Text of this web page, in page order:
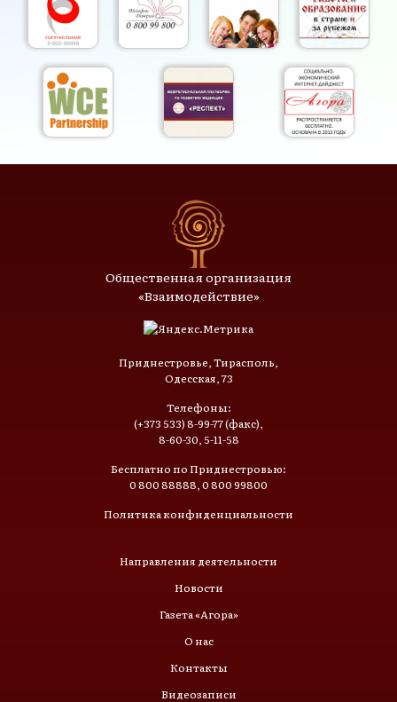
Общественная организация
«Взаимодействие»
Приднестровье, Тирасполь,
Одесская, 73
Телефоны:
(+373 533) 8-99-77 (факс),
8-60-30, 5-11-58
Бесплатно по Приднестровью:
0 800 88888, 0 800 99800
Политика конфиденциальности
Направления деятельности
Новости
Газета «Агора»
О нас
Контакты
Видеозаписи